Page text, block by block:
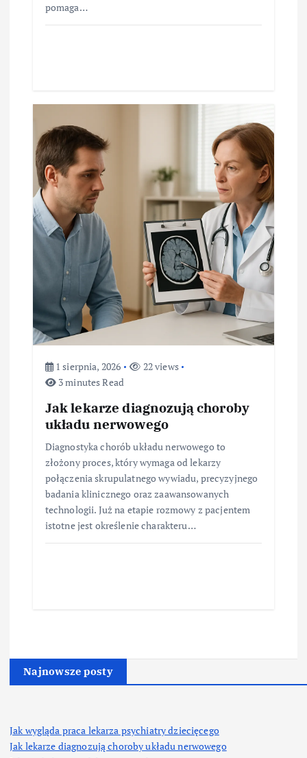
pomaga…
1 sierpnia, 2026
22 views
3 minutes Read
Jak lekarze diagnozują choroby
układu nerwowego
Diagnostyka chorób układu nerwowego to
złożony proces, który wymaga od lekarzy
połączenia skrupulatnego wywiadu, precyzyjnego
badania klinicznego oraz zaawansowanych
technologii. Już na etapie rozmowy z pacjentem
istotne jest określenie charakteru…
Najnowsze posty
Jak wygląda praca lekarza psychiatry dziecięcego
Jak lekarze diagnozują choroby układu nerwowego